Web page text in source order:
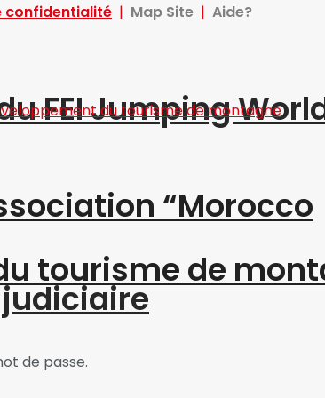
FEI Jumping
“Morocco
tourisme de
confidentialité | Map Site | Aide?
de passe.